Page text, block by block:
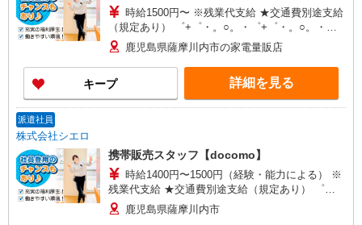
時給1500円〜 ※残業代支給 ★交通費別途支給
（規定あり） ゜+゜・。○。・゜+゜・。○。・゜
+゜ 入社祝い金10万円支給(規定有) お友達を紹介
頂くと, インセンティブ支給(規定有) ★月2回払
い・週払い可能（規程有）★ ゜・。○。・゜
+゜・。○。・゜+゜
鹿児島県薩摩川内市の家電量販店
キープ 詳細を見る
派遣社員
株式会社シエロ
携帯販売スタッフ【docomo】
時給1400円〜1500円（経験・能力による） ※
残業代支給 ★交通費別途支給（規定あり） ゜
+゜・。○。・゜+゜・。○。・゜+゜ 入社祝い金10
万円支給(規定有) お友達を紹介頂くと, インセンテ
鹿児島県薩摩川内市